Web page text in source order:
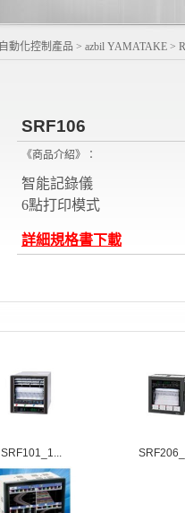
自動化控制產品 > azbil YAMATAKE >
SRF106
《商品介紹》：
智能記錄儀
6點打印模式
詳細規格書下載
SRF101_1...